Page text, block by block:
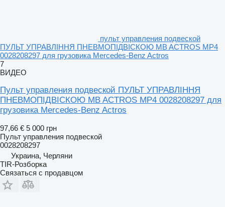
пульт управления подвеской
ПУЛЬТ УПРАВЛІННЯ ПНЕВМОПІДВІСКОЮ MB ACTROS MP4
0028208297 для грузовика Mercedes-Benz Actros
7
ВИДЕО
Пульт управления подвеской ПУЛЬТ УПРАВЛІННЯ
ПНЕВМОПІДВІСКОЮ MB ACTROS MP4 0028208297 для
грузовика Mercedes-Benz Actros
97,66 € 5 000 грн
Пульт управления подвеской
0028208297
Украина, Черляни
TIR-Розборка
Связаться с продавцом